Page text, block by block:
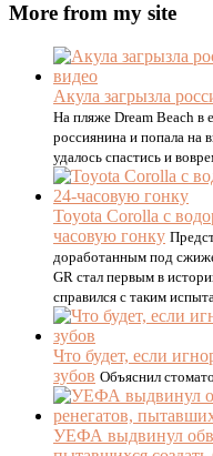
More from my site
Акула загрызла
На пляже Dream Beach в
россиянина и попала на
удалось спастись и
Toyota Corolla с
часовую гонку
доработанным под
GR стал первым в
справился с таким
Что будет, если
зубов Объяснил
УЕФА выдвинул